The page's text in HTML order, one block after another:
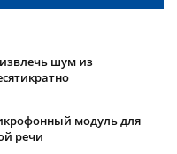
шум из
модуль для
речи